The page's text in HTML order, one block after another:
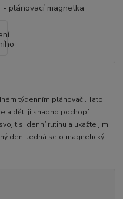
týdenním plánovači. Tato
a děti ji snadno pochopí.
si denní rutinu a ukažte jim,
den. Jedná se o magnetický